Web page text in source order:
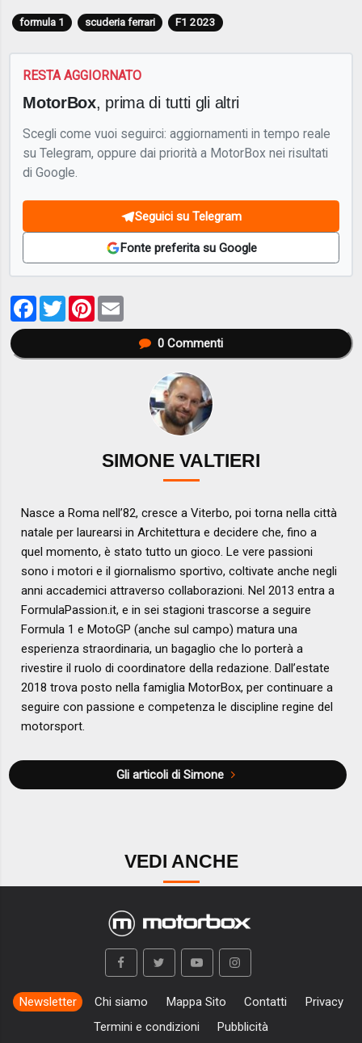
formula 1 scuderia ferrari F1 2023
RESTA AGGIORNATO
MotorBox, prima di tutti gli altri
Scegli come vuoi seguirci: aggiornamenti in tempo reale
su Telegram, oppure dai priorità a MotorBox nei risultati
di Google.
Seguici su Telegram
Fonte preferita su Google
Facebook
TwitterPinterest
0Commenti
SIMONE VALTIERI
Nasce a Roma nell’82, cresce a Viterbo, poi torna nella città
natale per laurearsi in Architettura e decidere che, fino a
quel momento, è stato tutto un gioco. Le vere passioni
sono i motori e il giornalismo sportivo, coltivate anche negli
anni accademici attraverso collaborazioni. Nel 2013 entra a
FormulaPassion.it, e in sei stagioni trascorse a seguire
Formula 1 e MotoGP (anche sul campo) matura una
esperienza straordinaria, un bagaglio che lo porterà a
rivestire il ruolo di coordinatore della redazione. Dall’estate
2018 trova posto nella famiglia MotorBox, per continuare a
seguire con passione e competenza le discipline regine del
motorsport.
Gli articoli di Simone
VEDI ANCHE
Newsletter Chi siamo Mappa Sito Contatti
Privacy
Termini e condizioni
Pubblicità